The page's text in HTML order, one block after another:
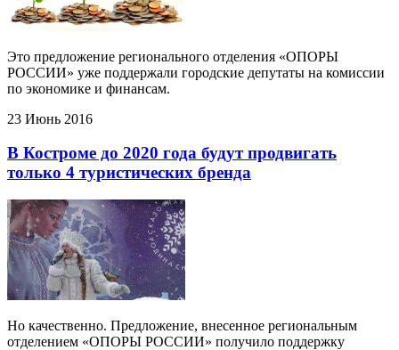
Это предложение регионального отделения «ОПОРЫ
РОССИИ» уже поддержали городские депутаты на комиссии
по экономике и финансам.
23 Июнь 2016
В Костроме до 2020 года будут продвигать
только 4 туристических бренда
Но качественно. Предложение, внесенное региональным
отделением «ОПОРЫ РОССИИ» получило поддержку